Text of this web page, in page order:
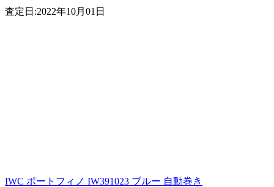
査定日:2022年10月01日
IWC ポートフィノ IW391023 ブルー 自動巻き